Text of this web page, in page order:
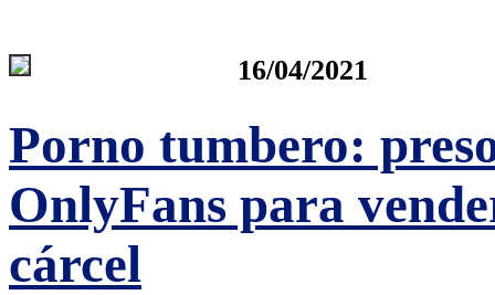
16/04/2021
Porno tumbero:
OnlyFans para
cárcel